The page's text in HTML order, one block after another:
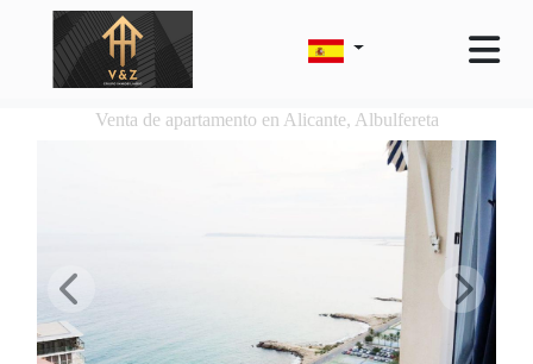
Venta de apartamento en Alicante, Albulfereta